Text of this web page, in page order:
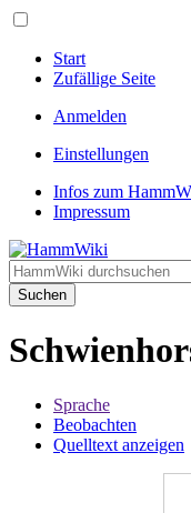
Start
Zufällige Seite
Anmelden
Einstellungen
Infos zum
Impressum
Suchen
Sprache
Beobachten
Quelltext anzeigen